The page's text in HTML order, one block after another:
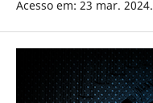
Acesso em: 23 mar. 2024.